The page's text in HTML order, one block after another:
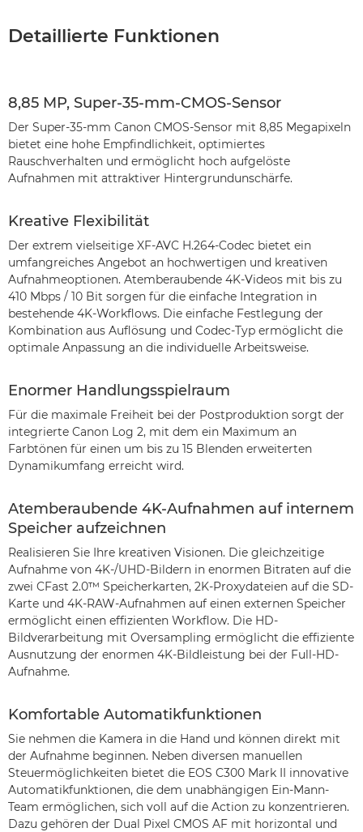
Detaillierte Funktionen
8,85 MP, Super-35-mm-CMOS-Sensor
Der Super-35-mm Canon CMOS-Sensor mit 8,85 Megapixeln
bietet eine hohe Empfindlichkeit, optimiertes
Rauschverhalten und ermöglicht hoch aufgelöste
Aufnahmen mit attraktiver Hintergrundunschärfe.
Kreative Flexibilität
Der extrem vielseitige XF-AVC H.264-Codec bietet ein
umfangreiches Angebot an hochwertigen und kreativen
Aufnahmeoptionen. Atemberaubende 4K-Videos mit bis zu
410 Mbps / 10 Bit sorgen für die einfache Integration in
bestehende 4K-Workflows. Die einfache Festlegung der
Kombination aus Auflösung und Codec-Typ ermöglicht die
optimale Anpassung an die individuelle Arbeitsweise.
Enormer Handlungsspielraum
Für die maximale Freiheit bei der Postproduktion sorgt der
integrierte Canon Log 2, mit dem ein Maximum an
Farbtönen für einen um bis zu 15 Blenden erweiterten
Dynamikumfang erreicht wird.
Atemberaubende 4K-Aufnahmen auf internem
Speicher aufzeichnen
Realisieren Sie Ihre kreativen Visionen. Die gleichzeitige
Aufnahme von 4K-/UHD-Bildern in enormen Bitraten auf die
zwei CFast 2.0™ Speicherkarten, 2K-Proxydateien auf die SD-
Karte und 4K-RAW-Aufnahmen auf einen externen Speicher
ermöglicht einen effizienten Workflow. Die HD-
Bildverarbeitung mit Oversampling ermöglicht die effiziente
Ausnutzung der enormen 4K-Bildleistung bei der Full-HD-
Aufnahme.
Komfortable Automatikfunktionen
Sie nehmen die Kamera in die Hand und können direkt mit
der Aufnahme beginnen. Neben diversen manuellen
Steuermöglichkeiten bietet die EOS C300 Mark II innovative
Automatikfunktionen, die dem unabhängigen Ein-Mann-
Team ermöglichen, sich voll auf die Action zu konzentrieren.
Dazu gehören der Dual Pixel CMOS AF mit horizontal und